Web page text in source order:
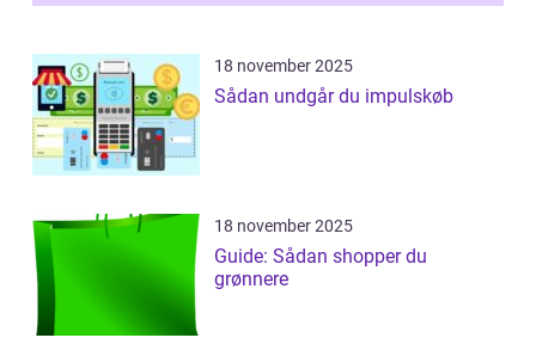
18 november 2025
Sådan undgår du impulskøb
18 november 2025
Guide: Sådan shopper du
grønnere